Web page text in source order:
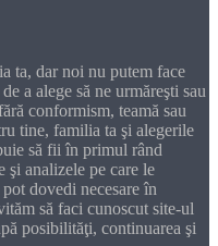
ta, dar noi nu putem face
a alege să ne urmăreşti sau
conformism, teamă sau
tine, familia ta şi alegerile
să fii în primul rând
şi analizele pe care le
dovedi necesare în
să faci cunoscut site-ul
posibilităţi, continuarea şi